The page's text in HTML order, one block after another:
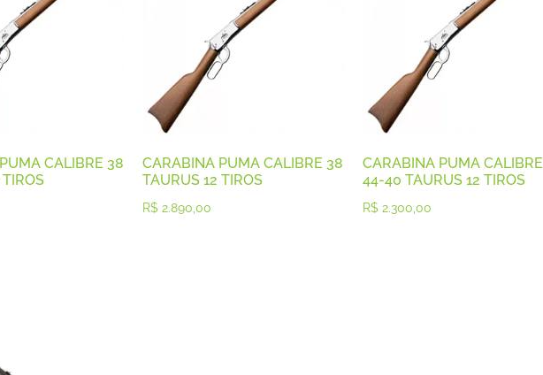
CALIBRE 38
CARABINA PUMA CALIBRE 38
TAURUS 12 TIROS
R$ 2.890,00
CARABINA PUMA CALIBRE
44-40 TAURUS 12 TIROS
R$ 2.300,00